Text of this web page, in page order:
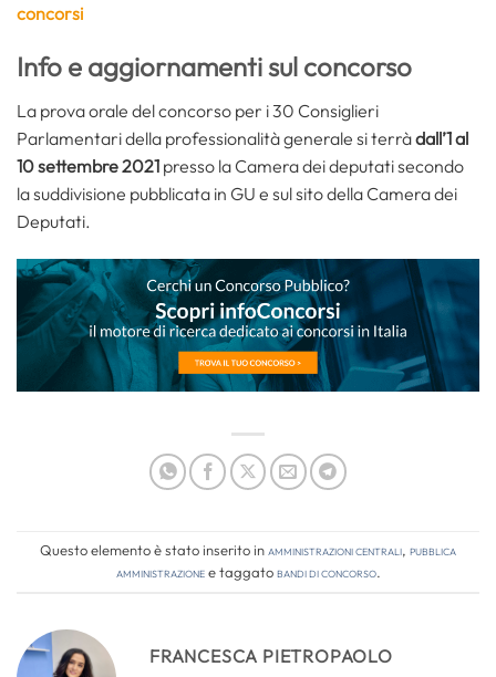
concorsi
Info e aggiornamenti sul concorso
La prova orale del concorso per i 30 Consiglieri
Parlamentari della professionalità generale si terràdall’1 al
10 settembre 2021 presso la Camera dei deputati secondo
la suddivisione pubblicata in GU e sul sito della Camera dei
Deputati.
Questo elemento è stato inserito inAmministrazioni Centrali, Pubblica
amministrazionee taggatobandi di concorso.
FRANCESCA PIETROPAOLO